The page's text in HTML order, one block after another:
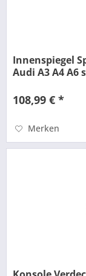
Innenspiegel
Audi A3 A4 A6
108,99 € *
Merken